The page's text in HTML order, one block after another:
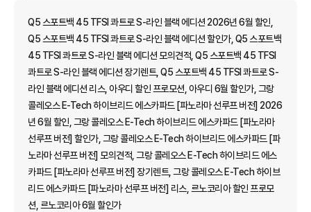
Q5 스포트백 45 TFSI 콰트로 S-라인 블랙 에디션 2026년 6월 할인,
Q5 스포트백 45 TFSI 콰트로 S-라인 블랙 에디션 할인가, Q5 스포트백
45 TFSI 콰트로 S-라인 블랙 에디션 모의견적, Q5 스포트백 45 TFSI
콰트로 S-라인 블랙 에디션 장기렌트, Q5 스포트백 45 TFSI 콰트로 S-
라인 블랙 에디션 리스, 아우디 할인 프로모션, 아우디 6월 할인가, 그랑
콜레오스 E-Tech 하이브리드 에스카파드 [파노라마 선루프 버전] 2026
년 6월 할인, 그랑 콜레오스 E-Tech 하이브리드 에스카파드 [파노라마
선루프 버전] 할인가, 그랑 콜레오스 E-Tech 하이브리드 에스카파드 [파
노라마 선루프 버전] 모의견적, 그랑 콜레오스 E-Tech 하이브리드 에스
카파드 [파노라마 선루프 버전] 장기렌트, 그랑 콜레오스 E-Tech 하이브
리드 에스카파드 [파노라마 선루프 버전] 리스, 르노코리아 할인 프로모
션, 르노코리아 6월 할인가